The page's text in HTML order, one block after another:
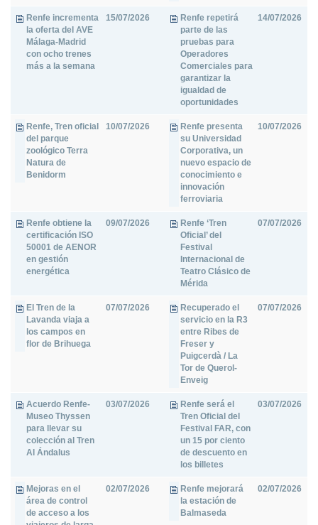
Renfe incrementa
la oferta del AVE
Málaga-Madrid
con ocho trenes
más a la semana
15/07/2026
Renfe repetirá
parte de las
pruebas para
Operadores
Comerciales para
garantizar la
igualdad de
oportunidades
14/07/2026
Renfe, Tren oficial
del parque
zoológico Terra
Natura de
Benidorm
10/07/2026
Renfe presenta
su Universidad
Corporativa, un
nuevo espacio de
conocimiento e
innovación
ferroviaria
10/07/2026
Renfe obtiene la
certificación ISO
50001 de AENOR
en gestión
energética
09/07/2026
Renfe ‘Tren
Oficial’ del
Festival
Internacional de
Teatro Clásico de
Mérida
07/07/2026
El Tren de la
Lavanda viaja a
los campos en
flor de Brihuega
07/07/2026
Recuperado el
servicio en la R3
entre Ribes de
Freser y
Puigcerdà / La
Tor de Querol-
Enveig
07/07/2026
Acuerdo Renfe-
Museo Thyssen
para llevar su
colección al Tren
Al Ándalus
03/07/2026
Renfe será el
Tren Oficial del
Festival FAR, con
un 15 por ciento
de descuento en
los billetes
03/07/2026
Mejoras en el
área de control
de acceso a los
02/07/2026
Renfe mejorará
la estación de
Balmaseda
02/07/2026